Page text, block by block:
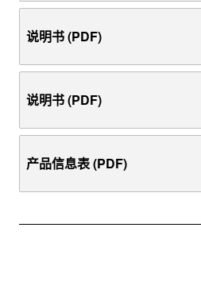
说明书 (PDF)
说明书 (PDF)
产品信息表 (PDF)